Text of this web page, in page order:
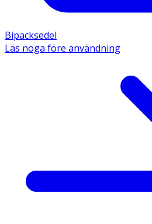
Bipacksedel
Läs noga före användning